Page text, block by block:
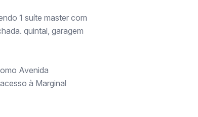
1 suíte master com
quintal, garagem
Avenida
à Marginal